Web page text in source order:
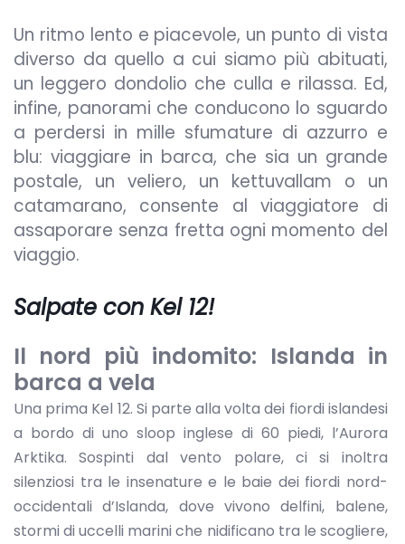
Un ritmo lento e piacevole, un punto di vista
diverso da quello a cui siamo più abituati,
un leggero dondolio che culla e rilassa. Ed,
infine, panorami che conducono lo sguardo
a perdersi in mille sfumature di azzurro e
blu: viaggiare in barca, che sia un grande
postale, un veliero, un kettuvallam o un
catamarano, consente al viaggiatore di
assaporare senza fretta ogni momento del
viaggio.
Salpate con Kel 12!
Il nord più indomito: Islanda in
barca a vela
Una prima Kel 12. Si parte alla volta dei fiordi islandesi
a bordo di uno sloop inglese di 60 piedi, l’Aurora
Arktika. Sospinti dal vento polare, ci si inoltra
silenziosi tra le insenature e le baie dei fiordi nord-
occidentali d’Islanda, dove vivono delfini, balene,
stormi di uccelli marini che nidificano tra le scogliere,